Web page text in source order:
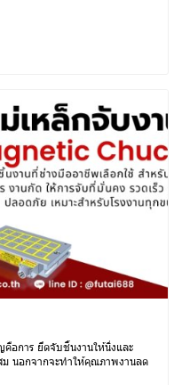
คือการ ยึดจับชิ้นงานให้นิ่งและ
นอกจากจะทำให้คุณภาพงานลด